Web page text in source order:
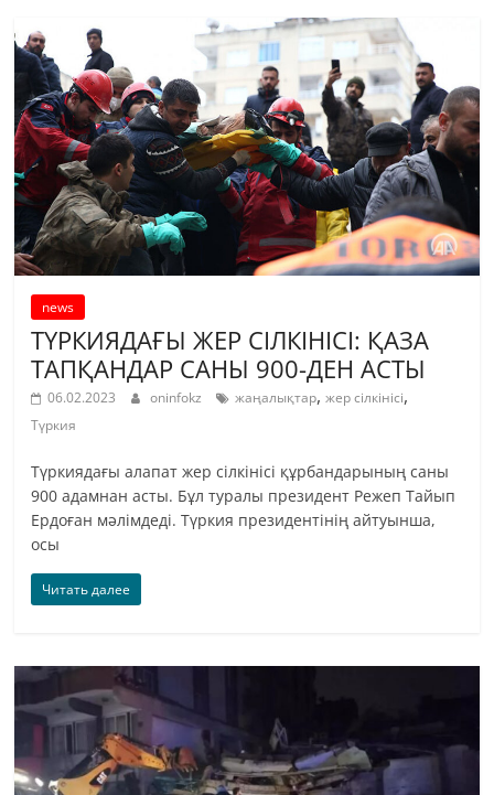
news
ТҮРКИЯДАҒЫ ЖЕР СІЛКІНІСІ: ҚАЗА
ТАПҚАНДАР САНЫ 900-ДЕН АСТЫ
06.02.2023 oninfokz жаңалықтар,жер сілкінісі,
Түркия
Түркиядағы алапат жер сілкінісі құрбандарының саны
900 адамнан асты. Бұл туралы президент Режеп Тайып
Ердоған мәлімдеді. Түркия президентінің айтуынша,
осы
Читать далее